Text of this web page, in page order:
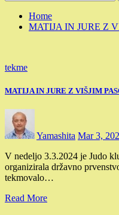
Home
MATIJA IN JURE Z
tekme
MATIJA IN JURE Z VIŠJIM
Yamashita Mar 3,
V nedeljo 3.3.2024 je Judo
organizirala državno
tekmovalo…
Read More